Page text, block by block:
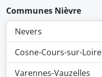
Communes Nièvre
Nevers
Cosne-Cours-sur-Loire
Varennes-Vauzelles